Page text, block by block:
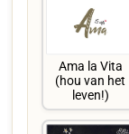
Ama la Vita
(hou van het
leven!)